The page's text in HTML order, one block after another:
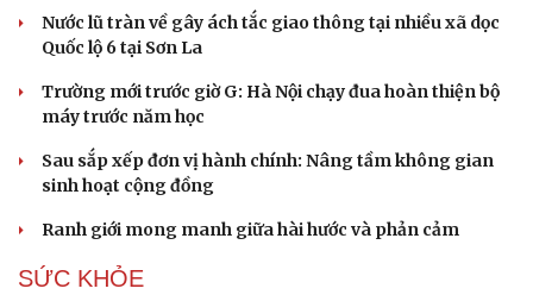
Nước lũ tràn về gây ách tắc giao thông tại nhiều xã dọc
Quốc lộ 6 tại Sơn La
Trường mới trước giờ G: Hà Nội chạy đua hoàn thiện bộ
máy trước năm học
Sau sắp xếp đơn vị hành chính: Nâng tầm không gian
sinh hoạt cộng đồng
Ranh giới mong manh giữa hài hước và phản cảm
SỨC KHỎE